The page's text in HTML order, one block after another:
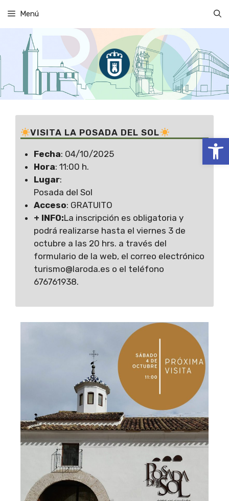
Abrir
contenido
Menú
VISITA LA POSADA DEL SOL
Fecha: 04/10/2025
Hora: 11:00 h.
Lugar:
Posada del Sol
Acceso: GRATUITO
+ INFO:La inscripción es obligatoria y
podrá realizarse hasta el viernes 3 de
octubre a las 20 hrs. a través del
formulario de la web, el correo electrónico
turismo@laroda.es o el teléfono
676761938.